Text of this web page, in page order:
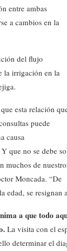
entre ambas
a cambios en la
del flujo
la irrigación en la
esta relación
puede
causa
que no se debe
muchos de
Moncada. “De
edad, se
a que todo
La visita con el
determinar el